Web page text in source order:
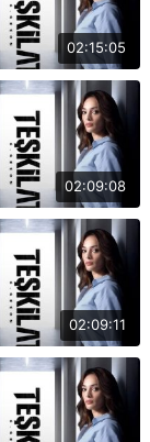
02:15:05
02:09:08
02:09:11